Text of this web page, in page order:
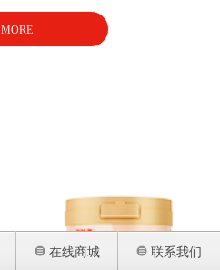
MORE
在线商城 联系我们